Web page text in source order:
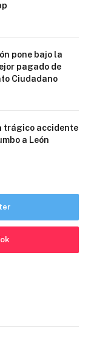
pone bajo la
pagado de
Ciudadano
trágico accidente
a León